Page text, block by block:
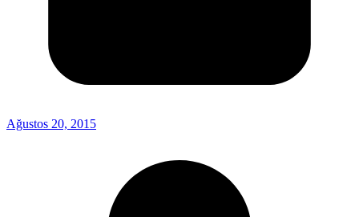
Ağustos 20, 2015